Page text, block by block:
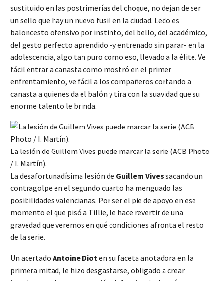
sustituido en las postrimerías del choque, no dejan de ser
un sello que hay un nuevo fusil en la ciudad. Ledo es
baloncesto ofensivo por instinto, del bello, del académico,
del gesto perfecto aprendido -y entrenado sin parar- en la
adolescencia, algo tan puro como eso, llevado a la élite. Ve
fácil entrar a canasta como mostró en el primer
enfrentamiento, ve fácil a los compañeros cortando a
canasta a quienes da el balón y tira con la suavidad que su
enorme talento le brinda.
La lesión de Guillem Vives puede marcar la serie (ACB Photo
/ I. Martín).
La desafortunadísima lesión de Guillem Vives sacando un
contragolpe en el segundo cuarto ha menguado las
posibilidades valencianas. Por ser el pie de apoyo en ese
momento el que pisó a Tillie, le hace revertir de una
gravedad que veremos en qué condiciones afronta el resto
de la serie.
Un acertado Antoine Diot en su faceta anotadora en la
primera mitad, le hizo desgastarse, obligado a crear